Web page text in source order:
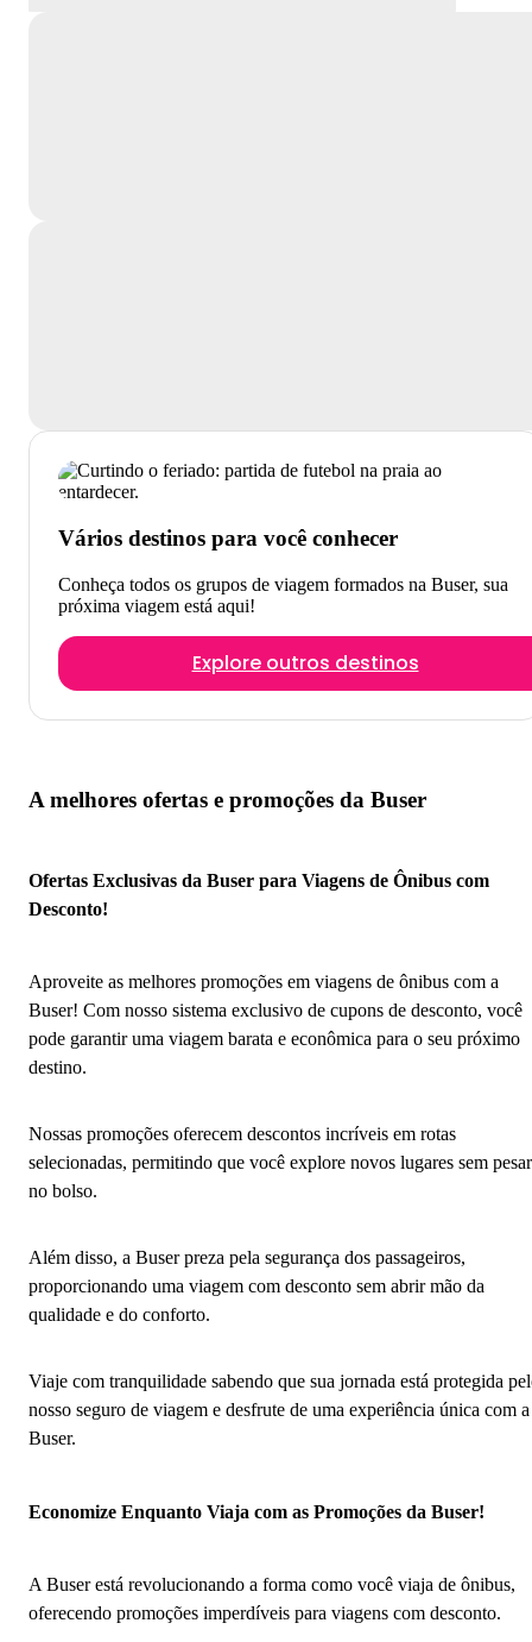
Vários destinos para você conhecer
Conheça todos os grupos de viagem formados na Buser, sua
próxima viagem está aqui!
Explore outros destinos
A melhores ofertas e promoções da Buser
Ofertas Exclusivas da Buser para Viagens de Ônibus com
Desconto!
Aproveite as melhores promoções em viagens de ônibus com a
Buser! Com nosso sistema exclusivo de cupons de desconto, você
pode garantir uma viagem barata e econômica para o seu próximo
destino.
Nossas promoções oferecem descontos incríveis em rotas
selecionadas, permitindo que você explore novos lugares sem pesar
no bolso.
Além disso, a Buser preza pela segurança dos passageiros,
proporcionando uma viagem com desconto sem abrir mão da
qualidade e do conforto.
Viaje com tranquilidade sabendo que sua jornada está protegida
nosso seguro de viagem e desfrute de uma experiência única com a
Buser.
Economize Enquanto Viaja com as Promoções da Buser!
A Buser está revolucionando a forma como você viaja de ônibus,
oferecendo promoções imperdíveis para viagens com desconto.